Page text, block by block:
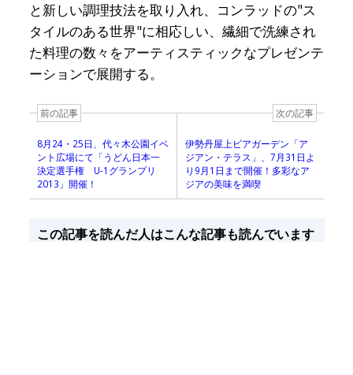
と新しい調理技法を取り入れ、コンラッドの"ス
タイルのある世界"に相応しい、繊細で洗練され
た料理の数々をアーティスティックなプレゼンテ
ーションで展開する。
前の記事
8月24・25日、代々木公園イベ
ント広場にて「うどん日本一
決定選手権 U-1グランプリ
2013」開催！
次の記事
伊勢丹屋上ビアガーデン「ア
ジアン・テラス」、7月31日よ
り9月1日まで開催！多彩なア
ジアの美味を満喫
この記事を読んだ人はこんな記事も読んでいます